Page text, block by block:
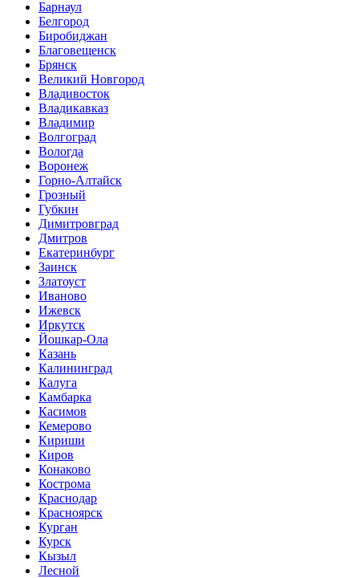
Барнаул
Белгород
Биробиджан
Благовещенск
Брянск
Великий Новгород
Владивосток
Владикавказ
Владимир
Волгоград
Вологда
Воронеж
Горно-Алтайск
Грозный
Губкин
Димитровград
Дмитров
Екатеринбург
Заинск
Златоуст
Иваново
Ижевск
Иркутск
Йошкар-Ола
Казань
Калининград
Калуга
Камбарка
Касимов
Кемерово
Кириши
Киров
Конаково
Кострома
Краснодар
Красноярск
Курган
Курск
Кызыл
Лесной